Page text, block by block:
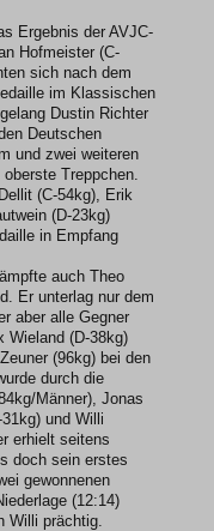
Ergebnis der AVJC-
Hofmeister (C-
sich nach dem
im Klassischen
Dustin Richter
Deutschen
und zwei weiteren
Treppchen.
(C-54kg), Erik
(D-23kg)
in Empfang
auch Theo
Er unterlag nur dem
aber alle Gegner
Wieland (D-38kg)
(96kg) bei den
durch die
Männer), Jonas
und Willi
erhielt seitens
doch sein erstes
gewonnenen
(12:14)
Willi prächtig.